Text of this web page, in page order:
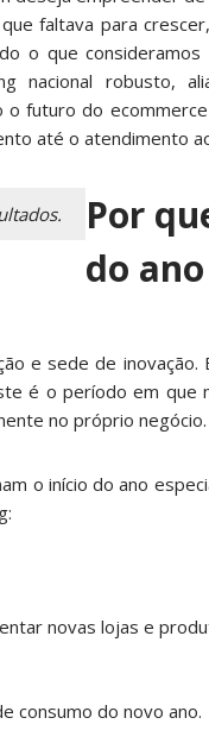
faltava para
o que consideramos
nacional robusto,
futuro do
até o atendimento
Por
do
e sede de inovação.
é o período em que
no próprio negócio.
o início do ano
novas lojas e
consumo do novo ano.